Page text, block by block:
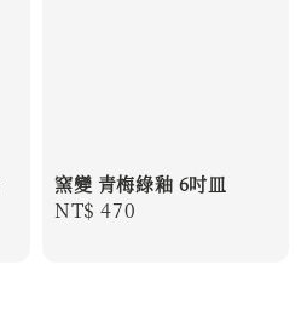
窯變 青梅綠釉 6吋皿
Regular
NT$ 470